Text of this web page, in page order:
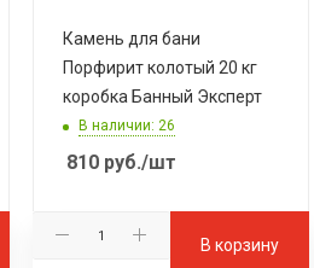
Камень для бани
Порфирит колотый 20 кг
коробка Банный Эксперт
В наличии: 26
810руб./шт
В корзину